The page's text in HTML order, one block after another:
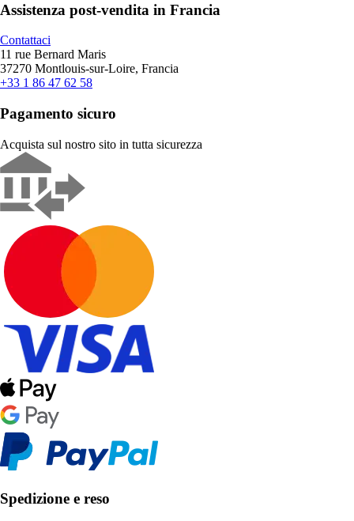
Assistenza post-vendita in Francia
Contattaci
11 rue Bernard Maris
37270 Montlouis-sur-Loire, Francia
+33 1 86 47 62 58
Pagamento sicuro
Acquista sul nostro sito in tutta sicurezza
Spedizione e reso